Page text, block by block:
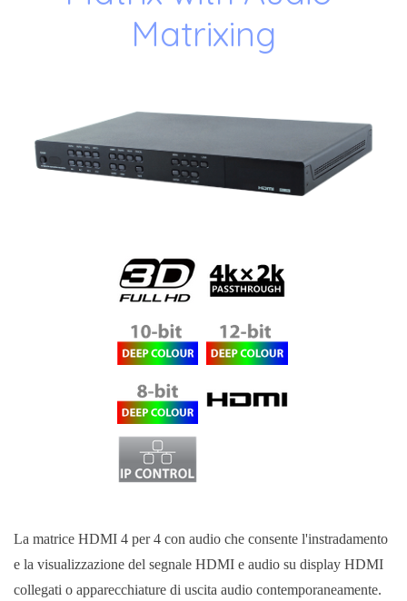
Matrixing
La matrice HDMI 4 per 4 con audio che consente l'instradamento
e la visualizzazione del segnale HDMI e audio su display HDMI
collegati o apparecchiature di uscita audio contemporaneamente.